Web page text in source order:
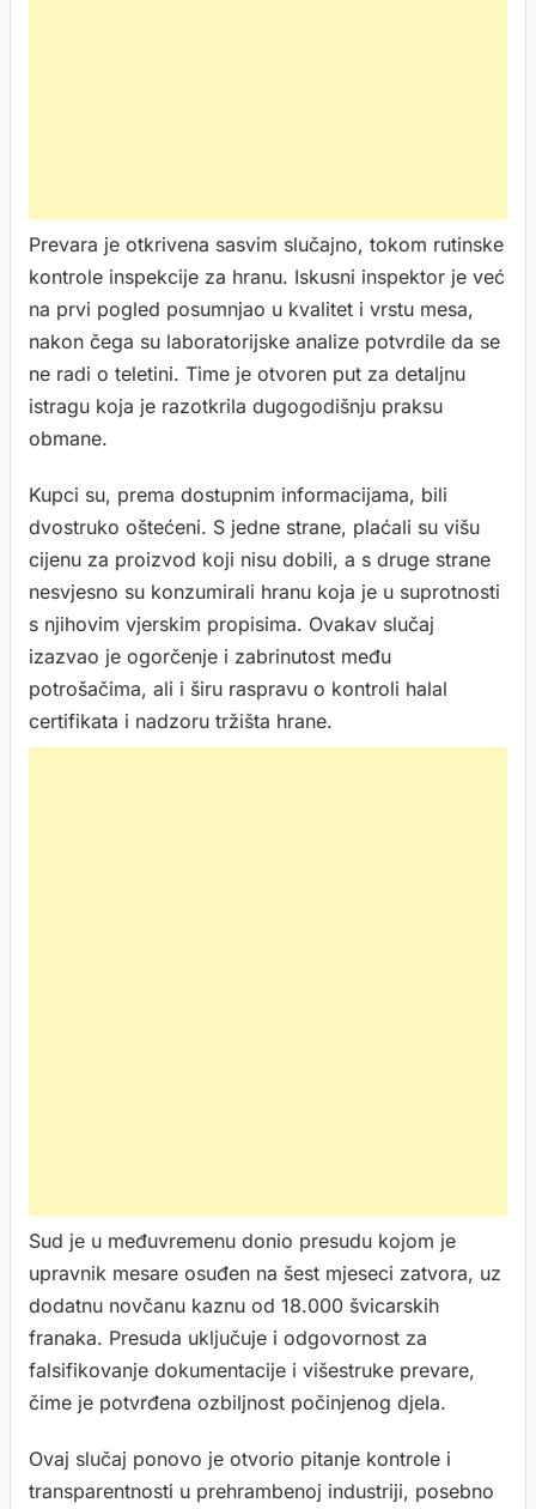
Prevara je otkrivena sasvim slučajno, tokom rutinske
kontrole inspekcije za hranu. Iskusni inspektor je već
na prvi pogled posumnjao u kvalitet i vrstu mesa,
nakon čega su laboratorijske analize potvrdile da se
ne radi o teletini. Time je otvoren put za detaljnu
istragu koja je razotkrila dugogodišnju praksu
obmane.
Kupci su, prema dostupnim informacijama, bili
dvostruko oštećeni. S jedne strane, plaćali su višu
cijenu za proizvod koji nisu dobili, a s druge strane
nesvjesno su konzumirali hranu koja je u suprotnosti
s njihovim vjerskim propisima. Ovakav slučaj
izazvao je ogorčenje i zabrinutost među
potrošačima, ali i širu raspravu o kontroli halal
certifikata i nadzoru tržišta hrane.
Sud je u međuvremenu donio presudu kojom je
upravnik mesare osuđen na šest mjeseci zatvora, uz
dodatnu novčanu kaznu od 18.000 švicarskih
franaka. Presuda uključuje i odgovornost za
falsifikovanje dokumentacije i višestruke prevare,
čime je potvrđena ozbiljnost počinjenog djela.
Ovaj slučaj ponovo je otvorio pitanje kontrole i
transparentnosti u prehrambenoj industriji, posebno